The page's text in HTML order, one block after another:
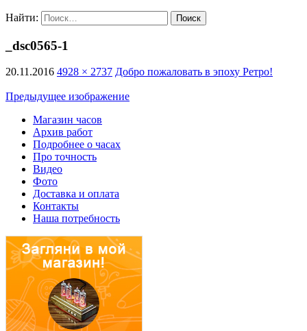
Найти:
_dsc0565-1
20.11.2016 4928 × 2737 Добро пожаловать в эпоху Ретро!
Предыдущее изображение
Магазин часов
Архив работ
Подробнее о часах
Про точность
Видео
Фото
Доставка и оплата
Контакты
Наша потребность